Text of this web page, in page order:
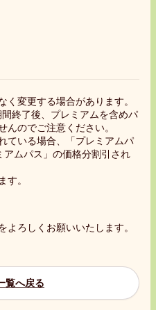
く変更する場合があります。
終了後、プレミアムを含めパ
んのでご注意ください。
ている場合、「プレミアムパ
ムパス」の価格分割引され
す。
ろしくお願いいたします。
覧へ戻る